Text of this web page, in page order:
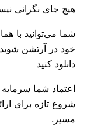
هیچ جای نگرانی
شما می‌توانید با
خود در آرتشن
دانلود کنید
اعتماد شما
شروع تازه برای
مسیر.